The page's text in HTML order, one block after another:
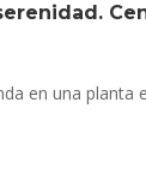
en una planta